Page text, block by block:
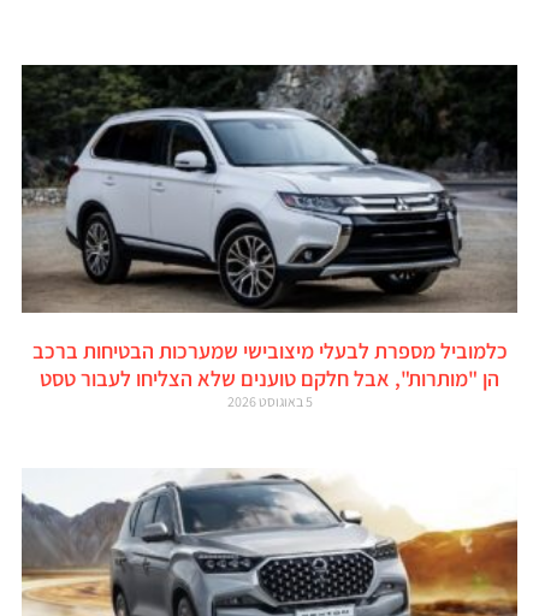
כלמוביל מספרת לבעלי מיצובישי שמערכות הבטיחות ברכב
הן "מותרות", אבל חלקם טוענים שלא הצליחו לעבור טסט